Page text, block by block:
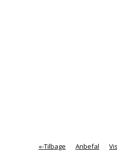
«-Tilbage Anbefal